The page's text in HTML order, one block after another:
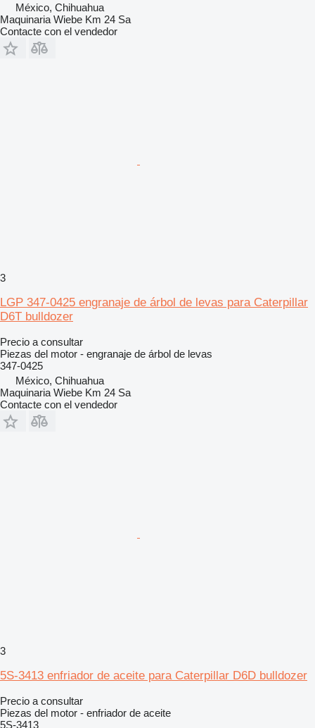
México, Chihuahua
Maquinaria Wiebe Km 24 Sa
Contacte con el vendedor
3
LGP 347-0425 engranaje de árbol de levas para Caterpillar
D6T bulldozer
Precio a consultar
Piezas del motor - engranaje de árbol de levas
347-0425
México, Chihuahua
Maquinaria Wiebe Km 24 Sa
Contacte con el vendedor
3
5S-3413 enfriador de aceite para Caterpillar D6D bulldozer
Precio a consultar
Piezas del motor - enfriador de aceite
5S-3413